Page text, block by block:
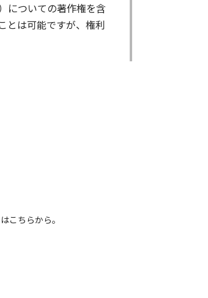
についての著作権を含
とは可能ですが、権利
出来ません。
在のものと異なるもの
の内容は、お手持ち
ございますのでご了
こちらから。